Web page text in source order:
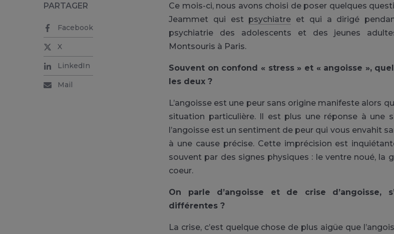
Ce mois-ci, nous avons choisi de poser quelques
Jeammet qui est psychiatre et qui a dirigé
psychiatrie des adolescents et des jeunes
Montsouris à Paris.
Souvent on confond « stress » et « angoisse »,
les deux ?
L’angoisse est une peur sans origine manifeste alors
situation particulière. Il est plus une réponse à une
l’angoisse est un sentiment de peur qui vous envahit
à une cause précise. Cette imprécision est
souvent par des signes physiques : le ventre noué, la
coeur.
On parle d’angoisse et de crise d’angoisse,
différentes ?
La crise, c’est quelque chose de plus aigüe que
PARTAGER
Facebook
X
LinkedIn
Mail